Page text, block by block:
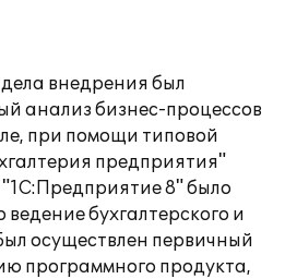
внедрения был
анализ бизнес-процессов
при помощи типовой
предприятия"
8" было
бухгалтерского и
осуществлен первичный
программного продукта,